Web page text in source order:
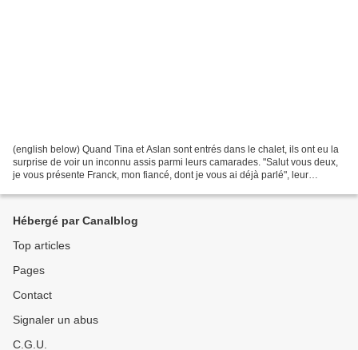
(english below) Quand Tina et Aslan sont entrés dans le chalet, ils ont eu la
surprise de voir un inconnu assis parmi leurs camarades. "Salut vous deux,
je vous présente Franck, mon fiancé, dont je vous ai déjà parlé", leur
Hébergé par Canalblog
Top articles
Pages
Contact
Signaler un abus
C.G.U.